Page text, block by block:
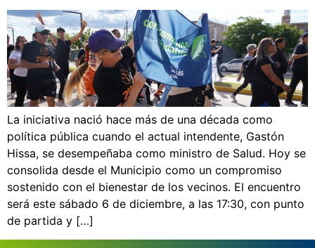
La iniciativa nació hace más de una década como
política pública cuando el actual intendente, Gastón
Hissa, se desempeñaba como ministro de Salud. Hoy se
consolida desde el Municipio como un compromiso
sostenido con el bienestar de los vecinos. El encuentro
será este sábado 6 de diciembre, a las 17:30, con punto
de partida y […]